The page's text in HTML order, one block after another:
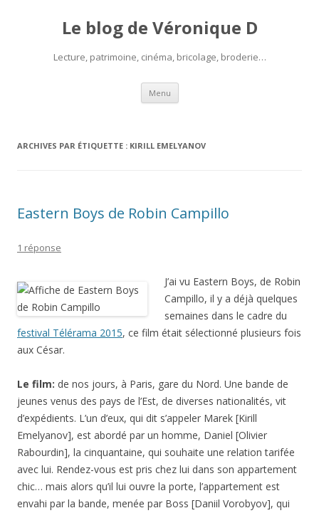
Le blog de Véronique D
Lecture, patrimoine, cinéma, bricolage, broderie…
Menu Aller
contenu
ARCHIVES PAR ÉTIQUETTE : KIRILL EMELYANOV
Eastern Boys de Robin Campillo
1 réponse
J’ai vu Eastern Boys, de Robin
Campillo, il y a déjà quelques
semaines dans le cadre du
festival Télérama 2015, ce film était sélectionné plusieurs fois
aux César.
Le film: de nos jours, à Paris, gare du Nord. Une bande de
jeunes venus des pays de l’Est, de diverses nationalités, vit
d’expédients. L’un d’eux, qui dit s’appeler Marek [Kirill
Emelyanov], est abordé par un homme, Daniel [Olivier
Rabourdin], la cinquantaine, qui souhaite une relation tarifée
avec lui. Rendez-vous est pris chez lui dans son appartement
chic… mais alors qu’il lui ouvre la porte, l’appartement est
envahi par la bande, menée par Boss [Daniil Vorobyov], qui